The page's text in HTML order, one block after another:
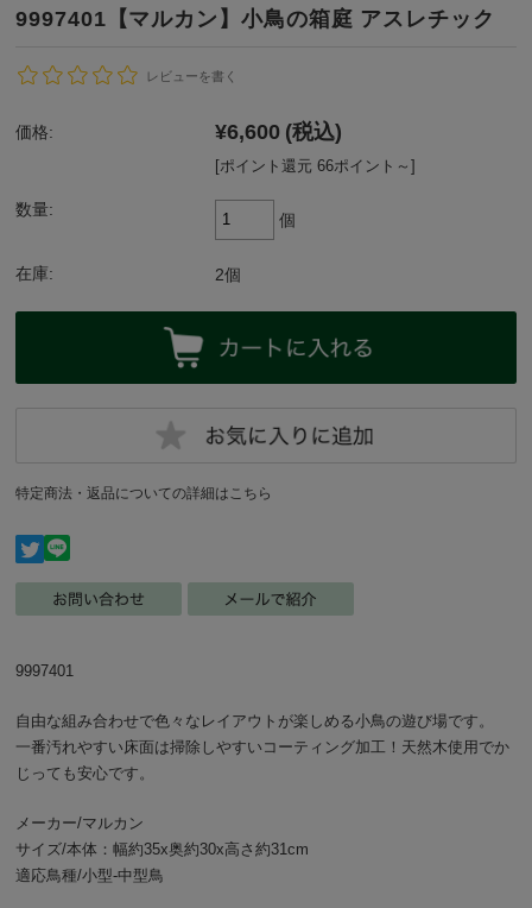
9997401【マルカン】小鳥の箱庭 アスレチック
レビューを書く
価格: ¥6,600 (税込)
[ポイント還元 66ポイント～]
数量:
個
在庫: 2個
特定商法・返品についての詳細はこちら
9997401
自由な組み合わせで色々なレイアウトが楽しめる小鳥の遊び場です。
一番汚れやすい床面は掃除しやすいコーティング加工！天然木使用でか
じっても安心です。
メーカー/マルカン
サイズ/本体：幅約35x奥約30x高さ約31cm
適応鳥種/小型-中型鳥